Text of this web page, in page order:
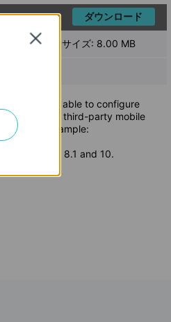
ダウンロード
ファイル サイズ: 8.00 MB
will not be able to configure
the help of a third-party mobile
as an example:
on Windows 8.1 and 10.
Close